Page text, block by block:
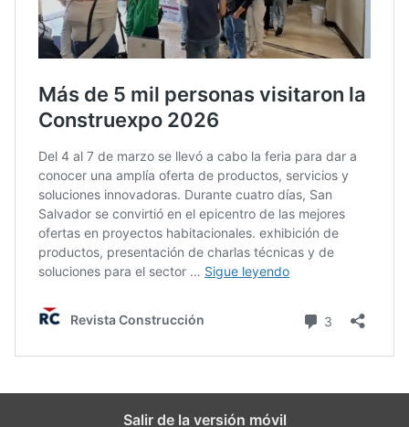
Salir de la versión móvil